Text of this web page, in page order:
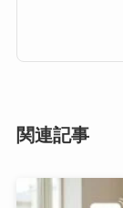
関連記事